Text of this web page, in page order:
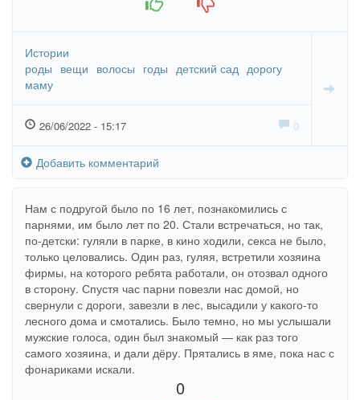
Истории
роды вещи волосы годы детский сад дорогу
маму
26/06/2022 - 15:17 0
Добавить комментарий
Нам с подругой было по 16 лет, познакомились с
парнями, им было лет по 20. Стали встречаться, но так,
по-детски: гуляли в парке, в кино ходили, секса не было,
только целовались. Один раз, гуляя, встретили хозяина
фирмы, на которого ребята работали, он отозвал одного
в сторону. Спустя час парни повезли нас домой, но
свернули с дороги, завезли в лес, высадили у какого-то
лесного дома и смотались. Было темно, но мы услышали
мужские голоса, один был знакомый — как раз того
самого хозяина, и дали дёру. Прятались в яме, пока нас с
фонариками искали.
0